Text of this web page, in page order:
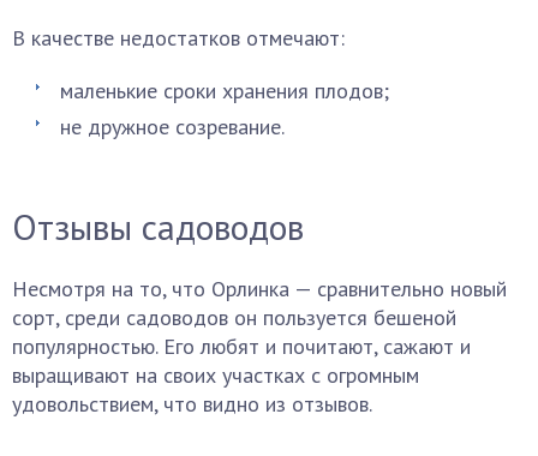
В качестве недостатков отмечают:
маленькие сроки хранения плодов;
не дружное созревание.
Отзывы садоводов
Несмотря на то, что Орлинка — сравнительно новый
сорт, среди садоводов он пользуется бешеной
популярностью. Его любят и почитают, сажают и
выращивают на своих участках с огромным
удовольствием, что видно из отзывов.